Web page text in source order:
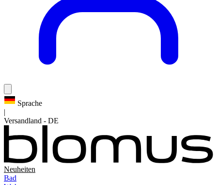
Sprache
|
Versandland - DE
Neuheiten
Bad